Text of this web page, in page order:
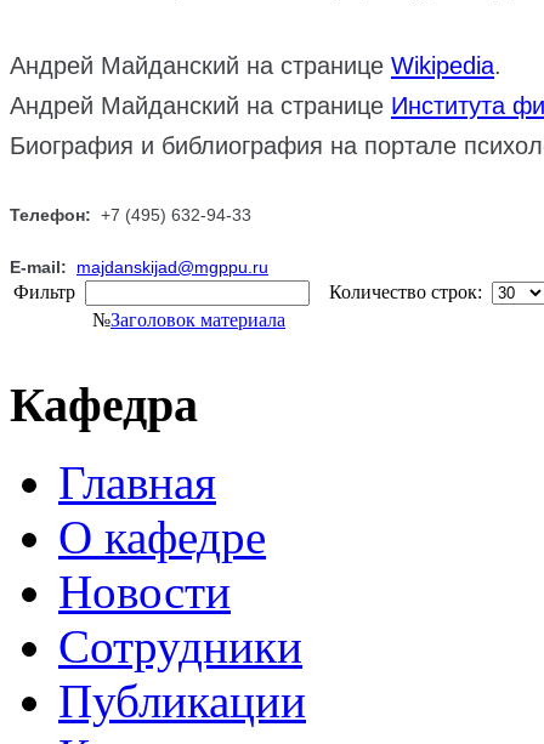
Андрей Майданский на странице Wikipedia.
Андрей Майданский на странице Института
Биография и библиография на портале
Телефон: +7 (495) 632-94-33
E-mail: majdanskijad@mgppu.ru
Фильтр
Количество строк:
№Заголовок материала
Кафедра
Главная
О кафедре
Новости
Сотрудники
Публикации